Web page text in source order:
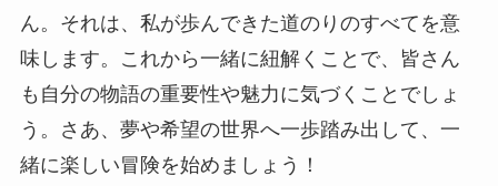
ん。それは、私が歩んできた道のりのすべてを意
味します。これから一緒に紐解くことで、皆さん
も自分の物語の重要性や魅力に気づくことでしょ
う。さあ、夢や希望の世界へ一歩踏み出して、一
緒に楽しい冒険を始めましょう！